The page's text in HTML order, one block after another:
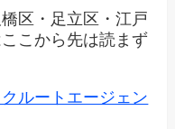
区・足立区・江戸
こから先は読まず
クルートエージェン